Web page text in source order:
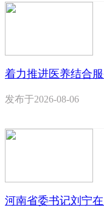
着力推进医养结合
发布于2026-08-06
河南省委书记刘宁